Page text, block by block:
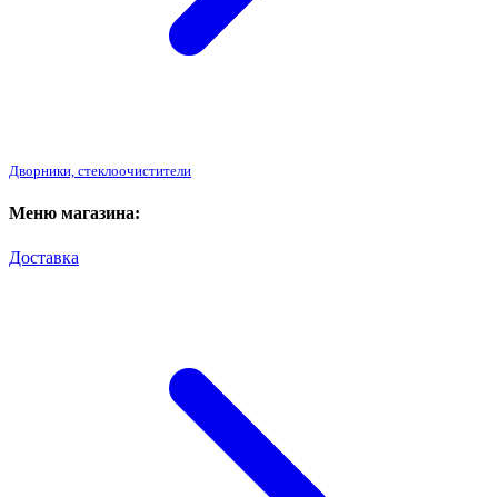
Дворники, стеклоочистители
Меню магазина:
Доставка